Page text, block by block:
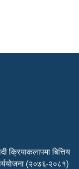
क्रियाकलापमा बित्तिय
(२०७६-२०८१)